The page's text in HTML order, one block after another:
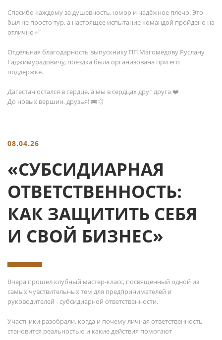
Спасибо каждому за душевность, юмор и надёжное плечо. Это
был не просто тур, а настоящее испытание командой пройдено на
отлично ✅
Отдельная благодарность выпускнику ПП Магомедову Руслану
Гаджимурадовичу, поездка была организована при его
поддержке.
Дагестан остался в сердце, а мы в сердцах друг друга ❤️
До новых вершин, друзья! 🚌💨
08.04.26
«СУБСИДИАРНАЯ
ОТВЕТСТВЕННОСТЬ:
КАК ЗАЩИТИТЬ СЕБЯ
И СВОЙ БИЗНЕС»
Вчера прошёл клубный мастер-класс, посвящённый одной из
самых чувствительных тем для предпринимателей и
руководителей - субсидиарной ответственности.
Участники разобрали, когда и почему личная ответственность
становится реальностью и какие действия помогают